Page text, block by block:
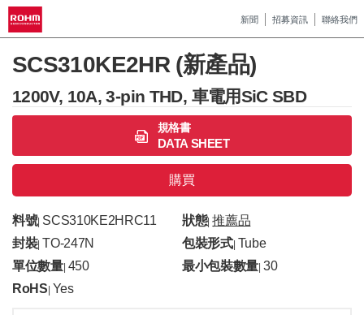
新聞 招募資訊 聯絡我們
SCS310KE2HR (新產品)
1200V, 10A, 3-pin THD, 車電用SiC SBD
規格書
DATA SHEET
購買
料號| SCS310KE2HRC11 狀態|推薦品
封裝| TO-247N 包裝形式| Tube
單位數量| 450 最小包裝數量 |30
RoHS Yes